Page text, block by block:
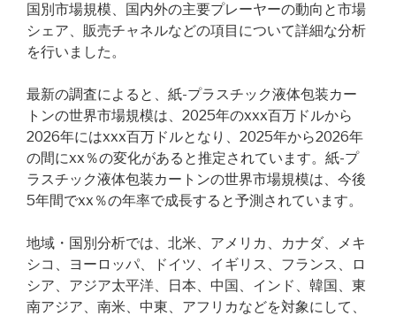
国別市場規模、国内外の主要プレーヤーの動向と市場
シェア、販売チャネルなどの項目について詳細な分析
を行いました。
最新の調査によると、紙-プラスチック液体包装カー
トンの世界市場規模は、2025年のxxx百万ドルから
2026年にはxxx百万ドルとなり、2025年から2026年
の間にxx％の変化があると推定されています。紙-プ
ラスチック液体包装カートンの世界市場規模は、今後
5年間でxx％の年率で成長すると予測されています。
地域・国別分析では、北米、アメリカ、カナダ、メキ
シコ、ヨーロッパ、ドイツ、イギリス、フランス、ロ
シア、アジア太平洋、日本、中国、インド、韓国、東
南アジア、南米、中東、アフリカなどを対象にして、